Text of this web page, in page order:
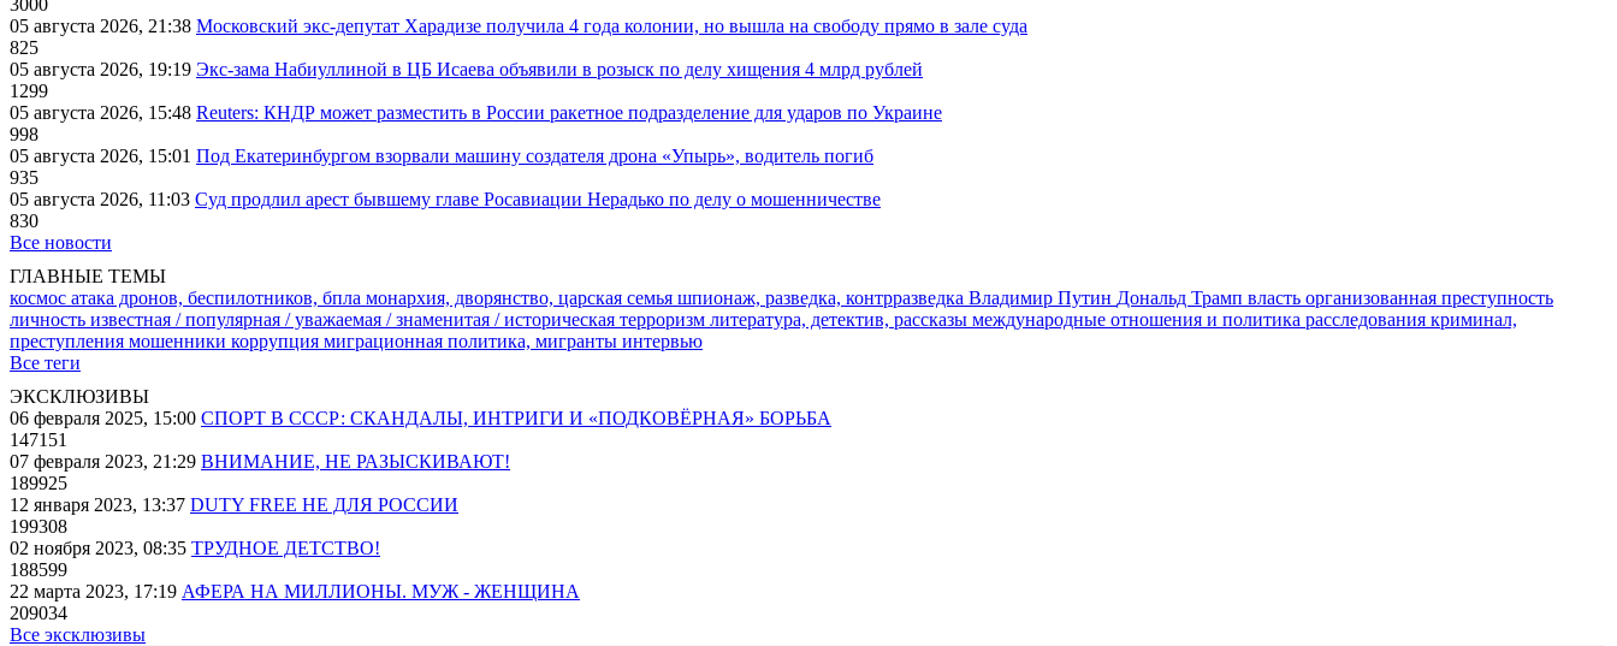
3000
05 августа 2026, 21:38 Московский экс-депутат Харадизе получила 4 года колонии, но вышла на свободу прямо в зале суда
825
05 августа 2026, 19:19 Экс-зама Набиуллиной в ЦБ Исаева объявили в розыск по делу хищения 4 млрд рублей
1299
05 августа 2026, 15:48 Reuters: КНДР может разместить в России ракетное подразделение для ударов по Украине
998
05 августа 2026, 15:01 Под Екатеринбургом взорвали машину создателя дрона «Упырь», водитель погиб
935
05 августа 2026, 11:03 Суд продлил арест бывшему главе Росавиации Нерадько по делу о мошенничестве
830
Все новости
ГЛАВНЫЕ ТЕМЫ
космос атака дронов, беспилотников, бпла монархия, дворянство, царская семья шпионаж, разведка, контрразведка Владимир Путин Дональд Трамп власть организованная преступность
личность известная / популярная / уважаемая / знаменитая / историческая терроризм литература, детектив, рассказы международные отношения и политика расследования криминал,
преступления мошенники коррупция миграционная политика, мигранты интервью
Все теги
ЭКСКЛЮЗИВЫ
06 февраля 2025, 15:00 СПОРТ В СССР: СКАНДАЛЫ, ИНТРИГИ И «ПОДКОВЁРНАЯ» БОРЬБА
147151
07 февраля 2023, 21:29 ВНИМАНИЕ, НЕ РАЗЫСКИВАЮТ!
189925
12 января 2023, 13:37 DUTY FREE НЕ ДЛЯ РОССИИ
199308
02 ноября 2023, 08:35 ТРУДНОЕ ДЕТСТВО!
188599
22 марта 2023, 17:19 АФЕРА НА МИЛЛИОНЫ. МУЖ - ЖЕНЩИНА
209034
Все эксклюзивы